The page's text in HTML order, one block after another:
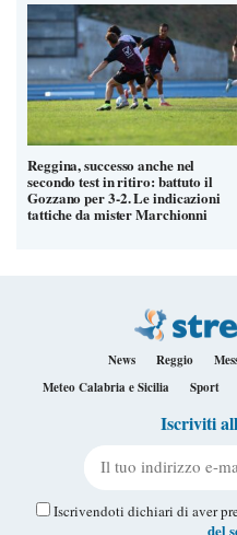
Reggina, successo anche nel
secondo test in ritiro: battuto il
Gozzano per 3-2. Le indicazioni
tattiche da mister Marchionni
News Reggio
Meteo Calabria e Sicilia
Sport
Iscriviti
Iscrivendoti dichiari di aver
del